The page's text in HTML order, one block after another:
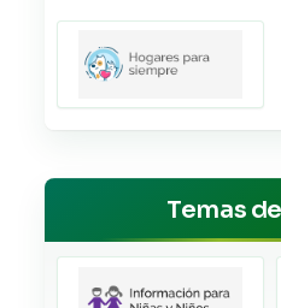
Temas